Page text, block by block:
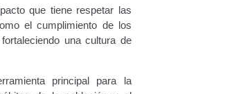
que tiene respetar las
el cumplimiento de los
una cultura de
principal para la